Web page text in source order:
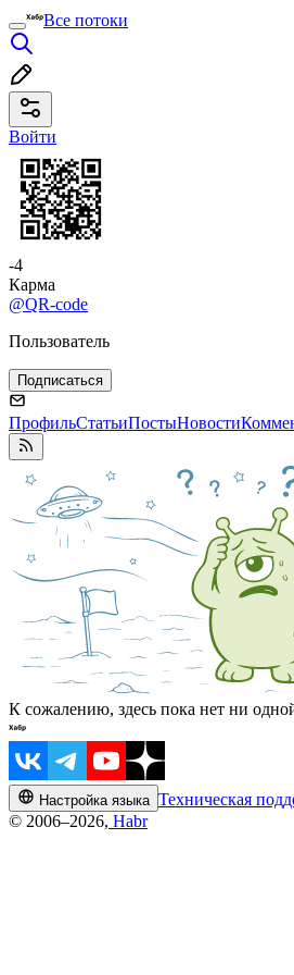
Все потоки
Войти
-4
Карма
@QR-code
Пользователь
Подписаться
ПрофильСтатьиПостыНовости
К сожалению, здесь пока нет ни
Настройка языка Техническая
© 2006–2026, Habr